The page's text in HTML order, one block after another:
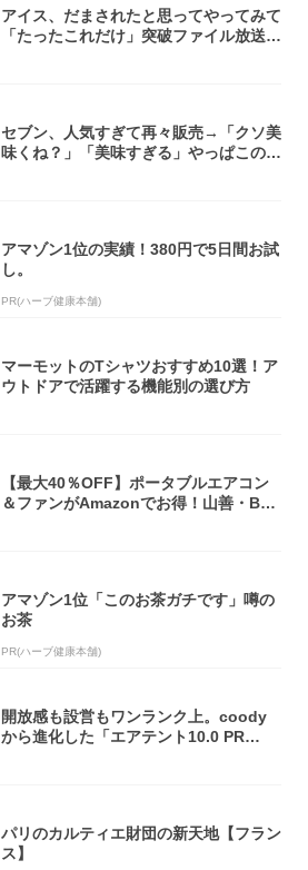
アイス、だまされたと思ってやってみて
「たったこれだけ」突破ファイル放送で
セブン、人気すぎて再々販売→「クソ美
味くね？」「美味すぎる」やっぱこのク
アマゾン1位の実績！380円で5日間お試
し。
PR(ハーブ健康本舗)
マーモットのTシャツおすすめ10選！ア
ウトドアで活躍する機能別の選び方
【最大40％OFF】ポータブルエアコン
＆ファンがAmazonでお得！山善・Bo
アマゾン1位「このお茶ガチです」噂の
お茶
PR(ハーブ健康本舗)
開放感も設営もワンランク上。coody
から進化した「エアテント10.0 PR
パリのカルティエ財団の新天地【フラン
ス】